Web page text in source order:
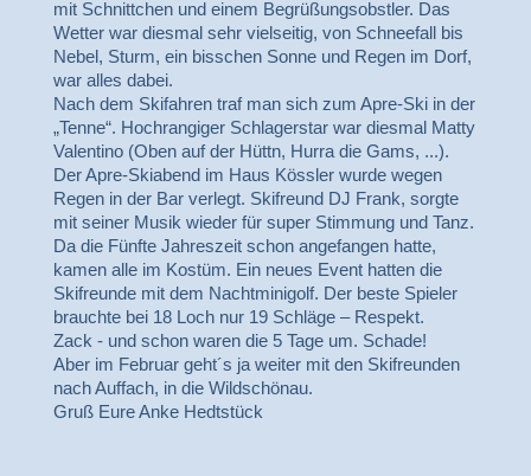
mit Schnittchen und einem Begrüßungsobstler. Das
Wetter war diesmal sehr vielseitig, von Schneefall bis
Nebel, Sturm, ein bisschen Sonne und Regen im Dorf,
war alles dabei.
Nach dem Skifahren traf man sich zum Apre-Ski in der
„Tenne“. Hochrangiger Schlagerstar war diesmal Matty
Valentino (Oben auf der Hüttn, Hurra die Gams, ...).
Der Apre-Skiabend im Haus Kössler wurde wegen
Regen in der Bar verlegt. Skifreund DJ Frank, sorgte
mit seiner Musik wieder für super Stimmung und Tanz.
Da die Fünfte Jahreszeit schon angefangen hatte,
kamen alle im Kostüm. Ein neues Event hatten die
Skifreunde mit dem Nachtminigolf. Der beste Spieler
brauchte bei 18 Loch nur 19 Schläge – Respekt.
Zack - und schon waren die 5 Tage um. Schade!
Aber im Februar geht´s ja weiter mit den Skifreunden
nach Auffach, in die Wildschönau.
Gruß Eure Anke Hedtstück